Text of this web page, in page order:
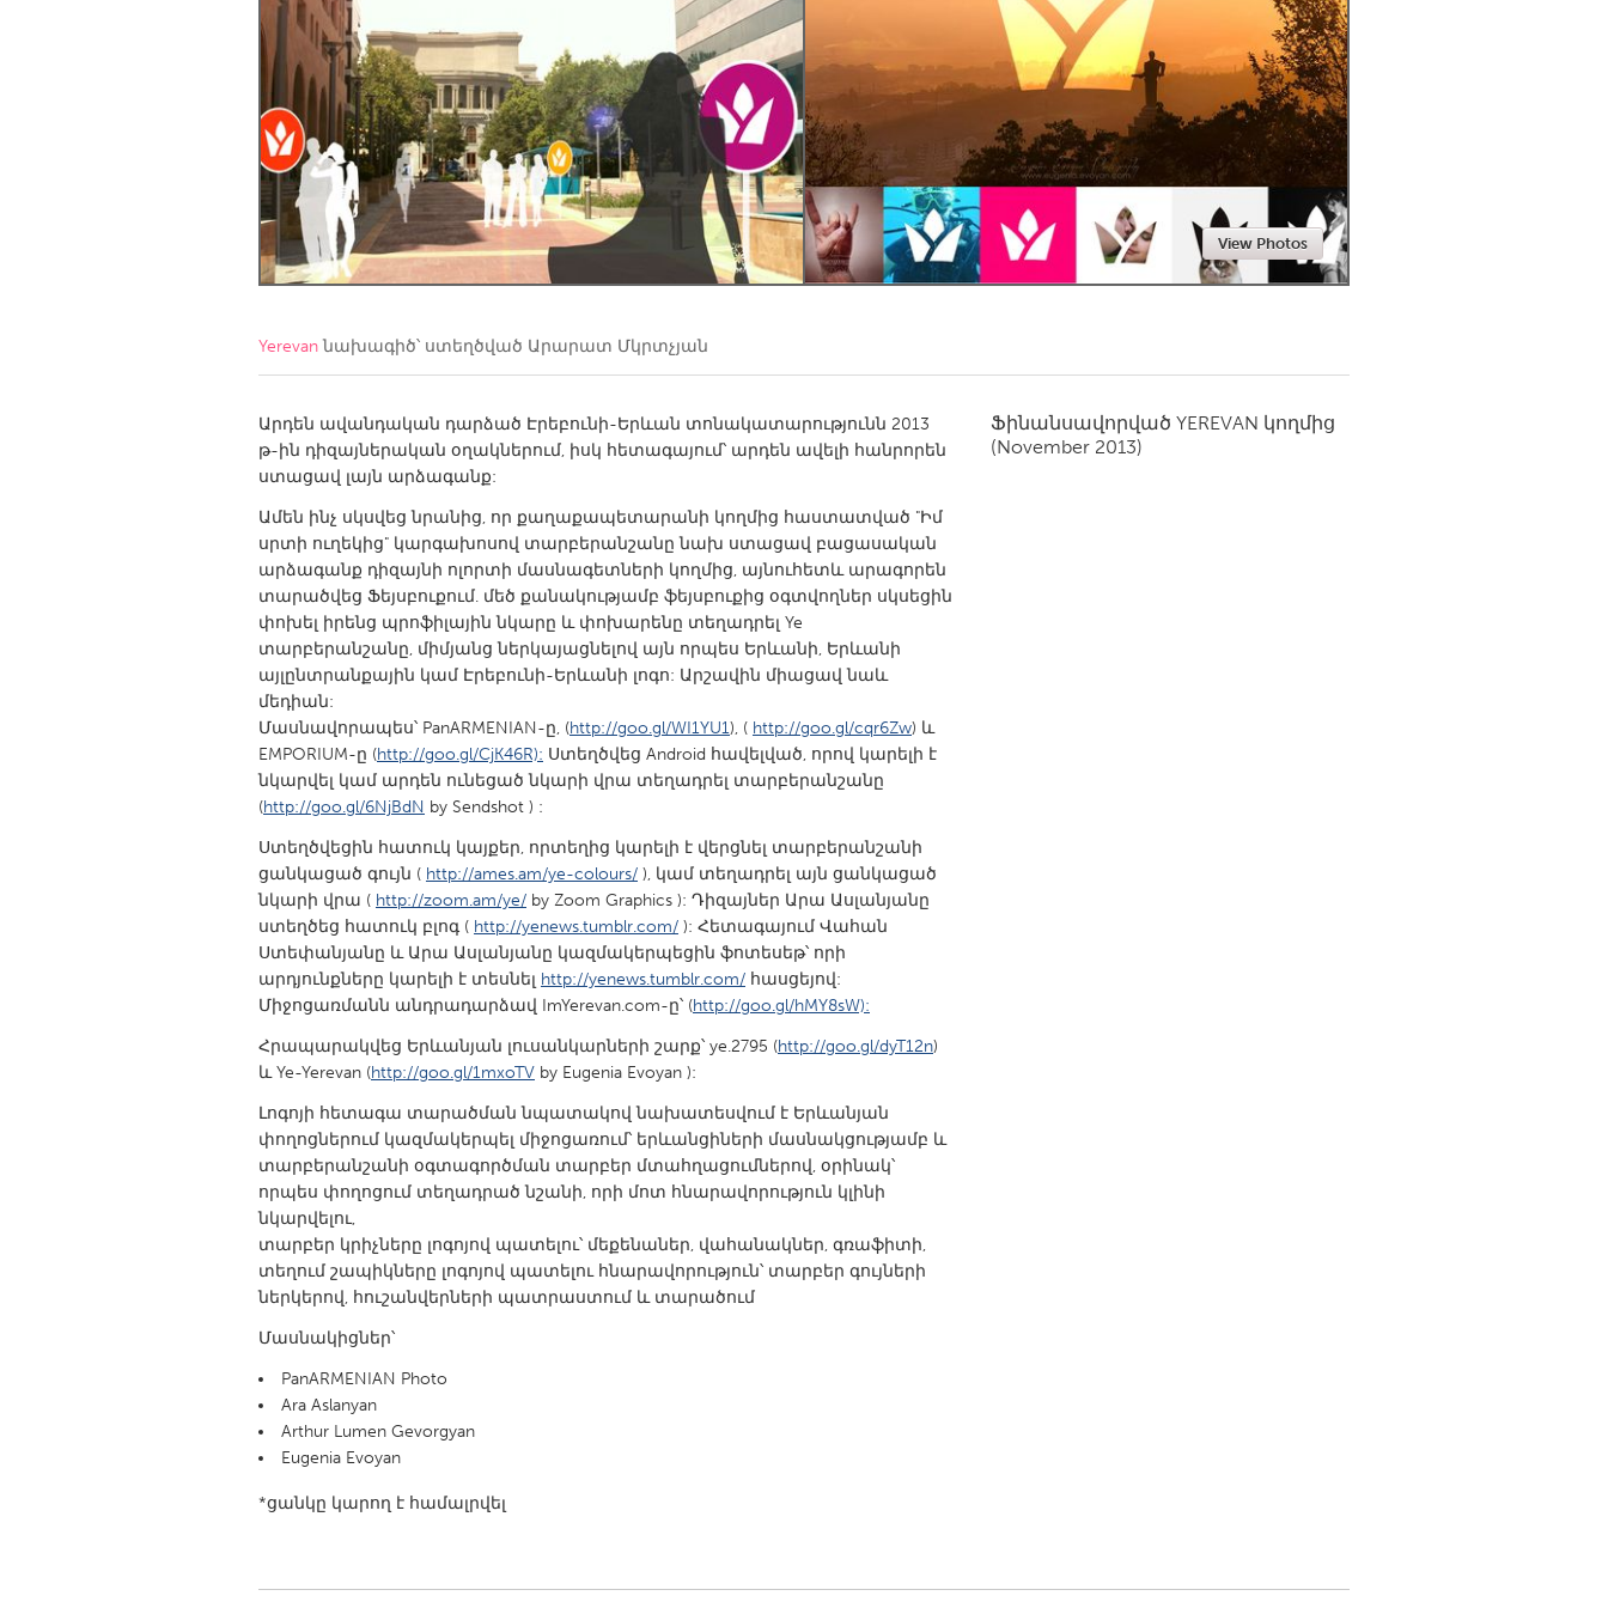
Amherstburg
Kitchener-Waterloo New Glasgow
Newmarket
Ottawa
South Shore Toronto
MALAYSIA
Kuala Lumpur
NETHERLANDS
Leiden
Rotterdam Utrecht
SINGAPORE
Singapore
UNITED KINGDOM
Glasgow
UNITED STATES
Ann Arbor, MI
Cass Clay
Chicago, IL Cleveland, OH Detroit, MI
Gainesville, FL
Georgetown, MA Gloucester, MA
Key West, FL
Los Angeles, CA
Newburyport, MA
North Minneapolis, MN Oahu, HI Orlando, FL
Philadelphia, PA
Pittsburgh, PA Portland, OR Poughkeepsie, NY
Rockport, MA
San Antonio, TX San Francisco, CA
Seattle, WA
South Bend, IN St. Paul, MN
Westminster, MD
Tashkent
View Photos
Yerevanնախագիծ՝ ստեղծված Արարատ Մկրտչյան
Արդեն ավանդական դարձած Էրեբունի-Երևան տոնակատարությունն 2013
թ-ին դիզայներական օղակներում, իսկ հետագայում՝ արդեն ավելի հանրորեն
ստացավ լայն արձագանք:
Ամեն ինչ սկսվեց նրանից, որ քաղաքապետարանի կողմից հաստատված "Իմ
սրտի ուղեկից" կարգախոսով տարբերանշանը նախ ստացավ բացասական
արձագանք դիզայնի ոլորտի մասնագետների կողմից, այնուհետև արագորեն
տարածվեց Ֆեյսբուքում. մեծ քանակությամբ ֆեյսբուքից օգտվողներ սկսեցին
փոխել իրենց պրոֆիլային նկարը և փոխարենը տեղադրել Ye
տարբերանշանը, միմյանց ներկայացնելով այն որպես Երևանի, Երևանի
այլընտրանքային կամ Էրեբունի-Երևանի լոգո: Արշավին միացավ նաև
մեդիան:
Մասնավորապես՝ PanARMENIAN-ը, (http://goo.gl/WI1YU1), ( http://goo.gl/cqr6Zw) և
EMPORIUM-ը (http://goo.gl/CjK46R): Ստեղծվեց Android հավելված, որով կարելի է
նկարվել կամ արդեն ունեցած նկարի վրա տեղադրել տարբերանշանը
(http://goo.gl/6NjBdN by Sendshot ) :
Ստեղծվեցին հատուկ կայքեր, որտեղից կարելի է վերցնել տարբերանշանի
ցանկացած գույն ( http://ames.am/ye-colours/ ), կամ տեղադրել այն ցանկացած
նկարի վրա ( http://zoom.am/ye/ by Zoom Graphics ): Դիզայներ Արա Ասլանյանը
ստեղծեց հատուկ բլոգ ( http://yenews.tumblr.com/ ): Հետագայում Վահան
Ստեփանյանը և Արա Ասլանյանը կազմակերպեցին ֆոտեսեթ՝ որի
արդյունքները կարելի է տեսնել http://yenews.tumblr.com/ հասցեյով:
Միջոցառմանն անդրադարձավ ImYerevan.com-ը՝ (http://goo.gl/hMY8sW):
Հրապարակվեց Երևանյան լուսանկարների շարք՝ ye.2795 (http://goo.gl/dyT12n)
և Ye-Yerevan (http://goo.gl/1mxoTV by Eugenia Evoyan ):
Լոգոյի հետագա տարածման նպատակով նախատեսվում է Երևանյան
փողոցներում կազմակերպել միջոցառում՝ երևանցիների մասնակցությամբ և
տարբերանշանի օգտագործման տարբեր մտահղացումներով, օրինակ՝
որպես փողոցում տեղադրած նշանի, որի մոտ հնարավորություն կլինի
նկարվելու,
տարբեր կրիչները լոգոյով պատելու՝ մեքենաներ, վահանակներ, գռաֆիտի,
տեղում շապիկները լոգոյով պատելու հնարավորություն՝ տարբեր գույների
ներկերով, հուշանվերների պատրաստում և տարածում
Մասնակիցներ՝
PanARMENIAN Photo
Ara Aslanyan
Arthur Lumen Gevorgyan
Eugenia Evoyan
*ցանկը կարող է համալրվել
Ֆինանսավորված YEREVAN կողմից
(November 2013)